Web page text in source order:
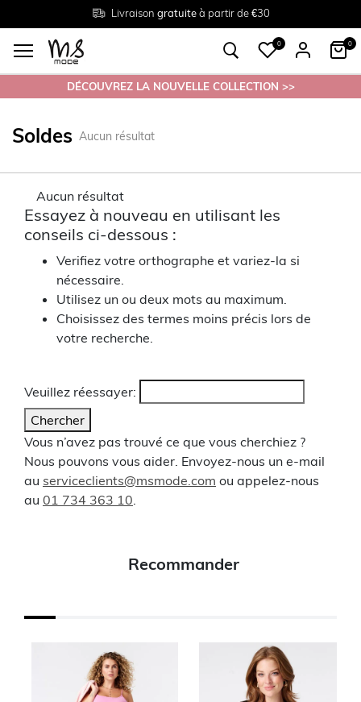
Livraison gratuiteà partir de €30
Tailles du38 au 54
Retourgratuit en magasin
0 0
DÉCOUVREZ LA NOUVELLE COLLECTION >>
Soldes Aucun résultat
Aucun résultat
Essayez à nouveau en utilisant les
conseils ci-dessous :
Verifiez votre orthographe et variez-la si
nécessaire.
Utilisez un ou deux mots au maximum.
Choisissez des termes moins précis lors de
votre recherche.
Veuillez réessayer:
Chercher
Vous n’avez pas trouvé ce que vous cherchiez ?
Nous pouvons vous aider. Envoyez-nous un e-mail
au serviceclients@msmode.com ou appelez-nous
au 01 734 363 10
Recommander